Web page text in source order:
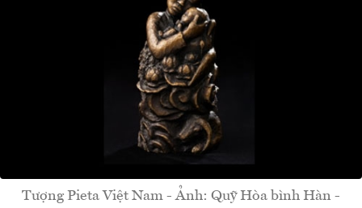
Tượng Pieta Việt Nam - Ảnh: Quỹ Hòa bình Hàn -